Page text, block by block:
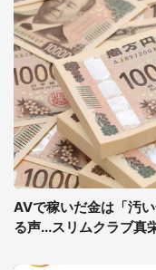
AVで稼いだ金は「汚
る声...スリムクラブ真